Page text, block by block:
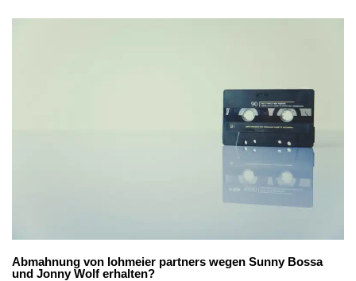
Abmahnung von lohmeier partners wegen Sunny Bossa
und Jonny Wolf erhalten?